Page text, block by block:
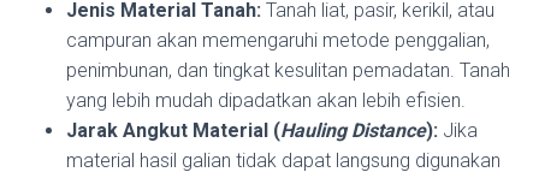
Jenis Material Tanah: Tanah liat, pasir, kerikil, atau
campuran akan memengaruhi metode penggalian,
penimbunan, dan tingkat kesulitan pemadatan. Tanah
yang lebih mudah dipadatkan akan lebih efisien.
Jarak Angkut Material (Hauling Distance): Jika
material hasil galian tidak dapat langsung digunakan